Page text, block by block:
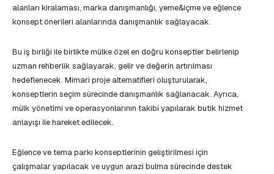
alanları kiralaması, marka danışmanlığı, yeme&içme ve eğlence
konsept önerileri alanlarında danışmanlık sağlayacak.
Bu iş birliği ile birlikte mülke özel en doğru konseptler belirlenip
uzman rehberlik sağlayarak, gelir ve değerin artırılması
hedeflenecek. Mimari proje alternatifleri oluşturularak,
konseptlerin seçim sürecinde danışmanlık sağlanacak. Ayrıca,
mülk yönetimi ve operasyonlarının takibi yapılarak butik hizmet
anlayışı ile hareket edilecek.
Eğlence ve tema parkı konseptlerinin geliştirilmesi için
çalışmalar yapılacak ve uygun arazi bulma sürecinde destek